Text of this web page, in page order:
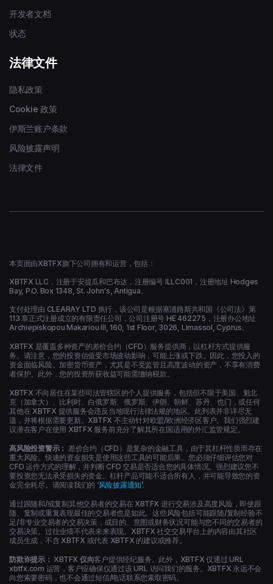
开发者文档
状态
法律文件
隐私政策
Cookie 政策
伊斯兰账户条款
风险披露声明
法律文件
本页面由XBTFX旗下公司拥有和运营，包括：
XBTFX LLC，注册于安提瓜和巴布达，注册编号 ILLC001，注册地址 Hodges
Bay, P.O. Box 1348, St. John's, Antigua。
支付处理由 CLEARAY LTD 执行，该公司是根据塞浦路斯共和国《公司法》第
113 章正式注册成立的有限责任公司，公司注册号 HE 462275，注册办公地址
Archiepiskopou Makariou ΙΙΙ, 160, 1st Floor, 3026, Limassol, Cyprus。
XBTFX 是覆盖多种资产的差价合约（CFD）服务提供商，以杠杆方式提供服
务。请注意，您的投资估值受市场波动影响，可能上涨或下跌。因此，您投入的
资金面临风险。加密货币资产，尤其是不受监管且高度波动的资产，不享有消费
者保护。此外，您的投资所获收益可能需缴纳税款。
XBTFX 不向居住在某些司法管辖区的个人提供服务，包括但不限于美国、魁北
克（加拿大）、比利时、白俄罗斯、俄罗斯、伊朗、朝鲜、苏丹、也门，或任何
其他在 XBTFX 提供服务会违反当地现行法律法规的地区。此列表并非详尽无
遗，并将根据需要更新。XBTFX 不主动针对欧盟/欧洲经济区客户。我们强烈建
议潜在客户在使用 XBTFX 服务前充分了解其所在国适用的外汇监管规定。
高风险投资警示： 差价合约（CFD）是复杂的金融工具，由于其杠杆性质而存在
重大风险。快速的资金损失是使用这些工具的可能后果。您必须仔细评估您对
CFD 运作方式的理解，并判断 CFD 交易是否适合您的具体情况。强烈建议您不
要投资您无法承受损失的资金。杠杆产品可能不适合所有人，并可能导致您的资
金完全耗尽。请阅读我们的 ‘风险披露通知’.
通过跟随和/或复制其他交易者的交易在 XBTFX 进行交易涉及高度风险，即使跟
随、复制或重复表现最佳的交易者也是如此。这些风险包括可能跟随/复制经验不
足/非专业交易者的交易决策，或目的、意图或财务状况可能与您不同的交易者的
交易决策。过往业绩不代表未来表现。XBTFX 社交交易平台上的内容由其社区
成员生成，不含 XBTFX 或代表 XBTFX 的建议或推荐。
防欺诈提示： XBTFX 仅向客户提供经纪服务。此外，XBTFX 仅通过 URL
xbtfx.com 运营，客户应确保仅通过该 URL 访问我们的服务。XBTFX 永远不会
向您索要密码，也不会通过短信/电话联系您索取密码。